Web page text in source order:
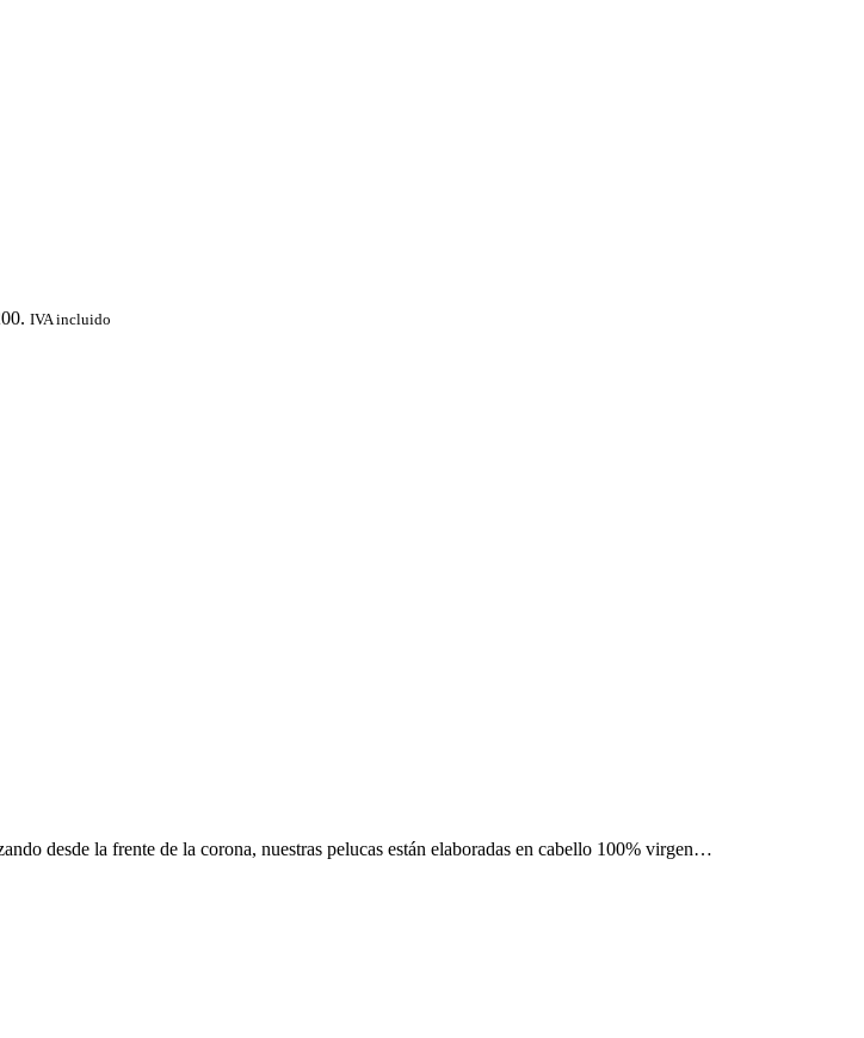
IVA incluido
desde la frente de la corona, nuestras pelucas están elaboradas en cabello 100% virgen…